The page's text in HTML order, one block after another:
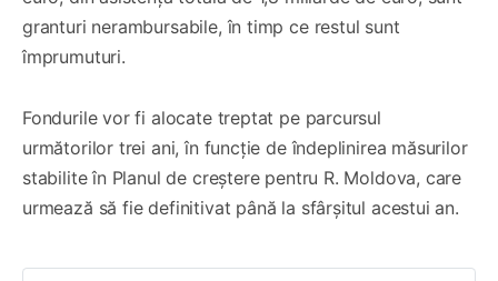
granturi nerambursabile, în timp ce restul sunt
împrumuturi.
Fondurile vor fi alocate treptat pe parcursul
următorilor trei ani, în funcție de îndeplinirea măsurilor
stabilite în Planul de creștere pentru R. Moldova, care
urmează să fie definitivat până la sfârșitul acestui an.